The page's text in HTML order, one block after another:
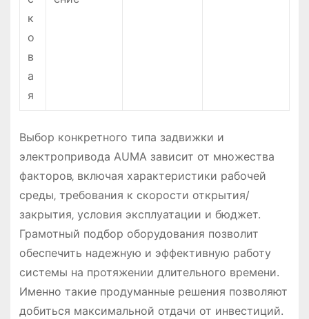
к
о
в
а
я
Выбор конкретного типа задвижки и
электропривода AUMA зависит от множества
факторов‚ включая характеристики рабочей
среды‚ требования к скорости открытия/
закрытия‚ условия эксплуатации и бюджет.
Грамотный подбор оборудования позволит
обеспечить надежную и эффективную работу
системы на протяжении длительного времени.
Именно такие продуманные решения позволяют
добиться максимальной отдачи от инвестиций.